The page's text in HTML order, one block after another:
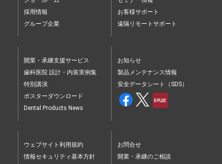
採用情報
グループ企業
お客様サポート
遠隔リモートサポート
開業・承継支援サービス
歯科医院 設計・内装実例集
特別講演
ポスターダウンロード
Dental Products News
お知らせ
製品メンテナンス情報
安全データシート（SDS）
ウェブサイト利用規約
情報セキュリティ基本方針
お問合せ
開業・承継のご相談